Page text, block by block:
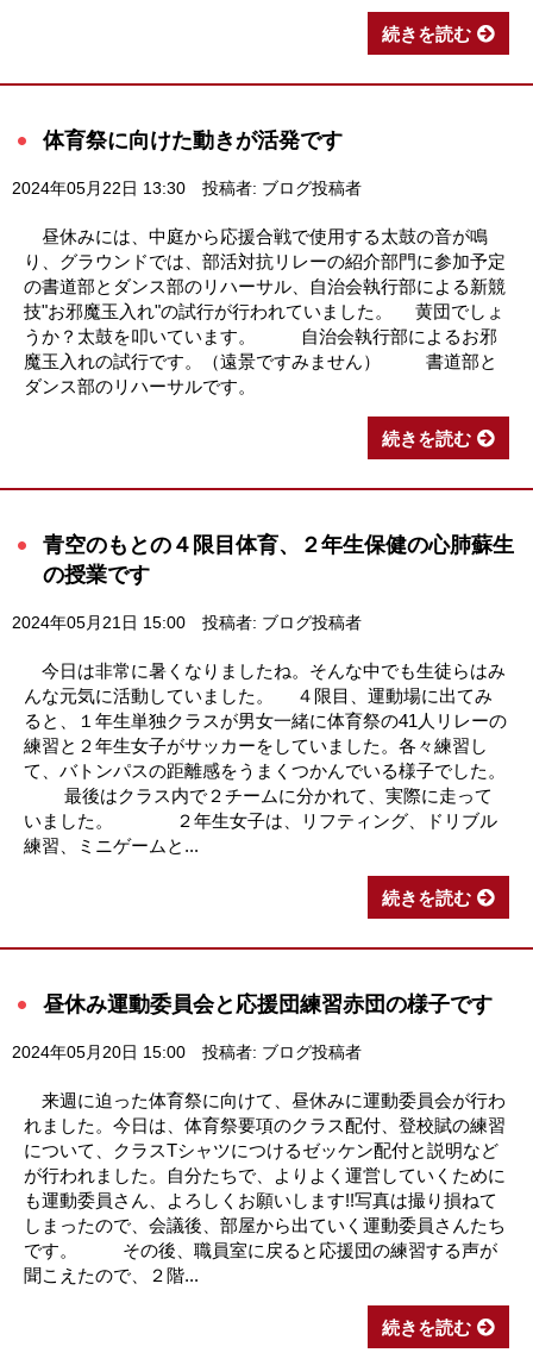
続きを読む
体育祭に向けた動きが活発です
2024年05月22日 13:30 投稿者: ブログ投稿者
昼休みには、中庭から応援合戦で使用する太鼓の音が鳴
り、グラウンドでは、部活対抗リレーの紹介部門に参加予定
の書道部とダンス部のリハーサル、自治会執行部による新競
技"お邪魔玉入れ"の試行が行われていました。 黄団でしょ
うか？太鼓を叩いています。 自治会執行部によるお邪
魔玉入れの試行です。（遠景ですみません） 書道部と
ダンス部のリハーサルです。
続きを読む
青空のもとの４限目体育、２年生保健の心肺蘇生
の授業です
2024年05月21日 15:00 投稿者: ブログ投稿者
今日は非常に暑くなりましたね。そんな中でも生徒らはみ
んな元気に活動していました。 ４限目、運動場に出てみ
ると、１年生単独クラスが男女一緒に体育祭の41人リレーの
練習と２年生女子がサッカーをしていました。各々練習し
て、バトンパスの距離感をうまくつかんでいる様子でした。
最後はクラス内で２チームに分かれて、実際に走って
いました。 ２年生女子は、リフティング、ドリブル
練習、ミニゲームと...
続きを読む
昼休み運動委員会と応援団練習赤団の様子です
2024年05月20日 15:00 投稿者: ブログ投稿者
来週に迫った体育祭に向けて、昼休みに運動委員会が行わ
れました。今日は、体育祭要項のクラス配付、登校賦の練習
について、クラスTシャツにつけるゼッケン配付と説明など
が行われました。自分たちで、よりよく運営していくために
も運動委員さん、よろしくお願いします!!写真は撮り損ねて
しまったので、会議後、部屋から出ていく運動委員さんたち
です。 その後、職員室に戻ると応援団の練習する声が
聞こえたので、２階...
続きを読む